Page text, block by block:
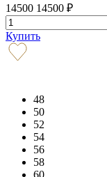
14500 14500 ₽
Купить
48
50
52
54
56
58
60